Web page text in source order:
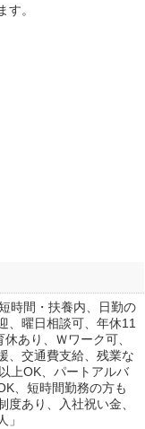
す。
時間・扶養内、日勤の
、曜日相談可、年休11
あり、Ｗワーク可、
、交通費支給、残業な
上OK、パートアルバ
、短時間勤務の方も
あり、入社祝い金、
」